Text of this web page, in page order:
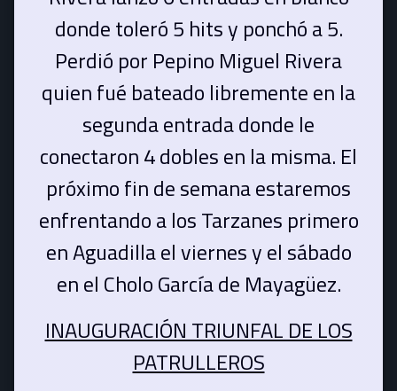
donde toleró 5 hits y ponchó a 5.
Perdió por Pepino Miguel Rivera
quien fué bateado libremente en la
segunda entrada donde le
conectaron 4 dobles en la misma. El
próximo fin de semana estaremos
enfrentando a los Tarzanes primero
en Aguadilla el viernes y el sábado
en el Cholo García de Mayagüez.
INAUGURACIÓN TRIUNFAL DE LOS
PATRULLEROS